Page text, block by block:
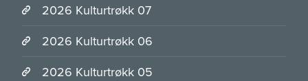
2026 Kulturtrøkk 07
2026 Kulturtrøkk 06
2026 Kulturtrøkk 05